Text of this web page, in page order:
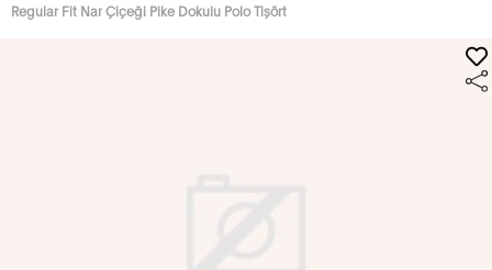
Regular Fit Nar Çiçeği Pike Dokulu Polo Tişört